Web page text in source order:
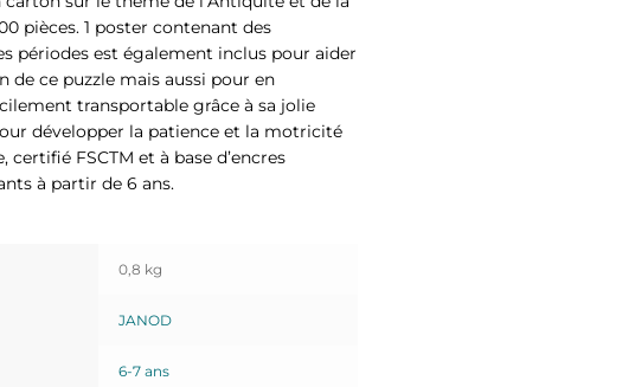
pièces. 1 poster contenant des
périodes est également inclus pour aider
de ce puzzle mais aussi pour en
transportable grâce à sa jolie
développer la patience et la motricité
certifié FSCTM et à base d’encres
à partir de 6 ans.
0,8 kg
JANOD
6-7 ans